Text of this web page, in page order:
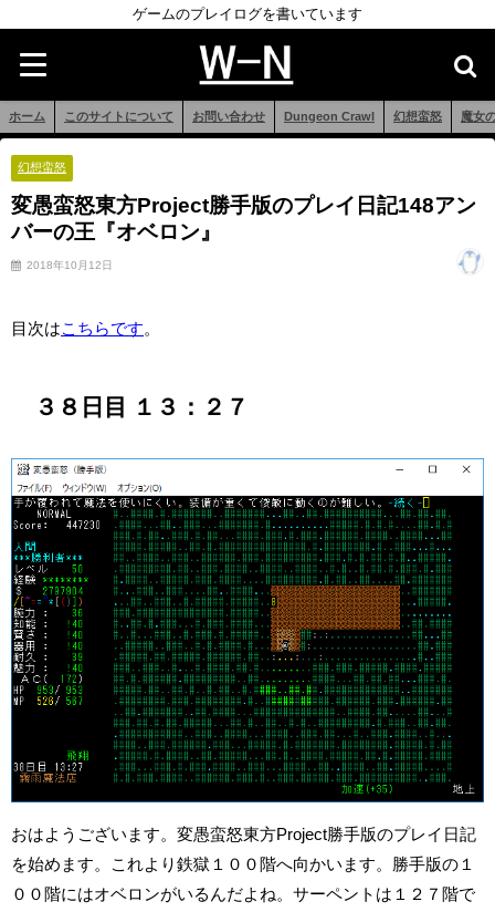
ゲームのプレイログを書いています
ホーム このサイトについて お問い合わせ Dungeon Crawl 幻想蛮怒 魔女
幻想蛮怒
変愚蛮怒東方Project勝手版のプレイ日記148アン
バーの王『オベロン』
2018年10月12日
目次は こちらです
３８日目 １３：２７
おはようございます。変愚蛮怒東方Project勝手版のプレイ日記
を始めます。これより鉄獄１００階へ向かいます。勝手版の１
００階にはオベロンがいるんだよね。サーペントは１２７階で